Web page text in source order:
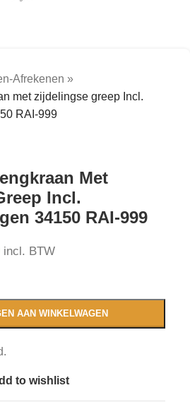
Afrekenen »
met zijdelingse greep Incl.
RAI-999
Met
Incl.
34150 RAI-999
incl. BTW
AAN WINKELWAGEN
to wishlist